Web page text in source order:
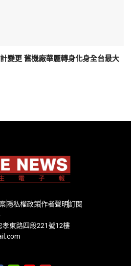
變更 舊機廠華麗轉身化身全台最大
隱私權政策作者聲明訂閱
東路四段221號12樓